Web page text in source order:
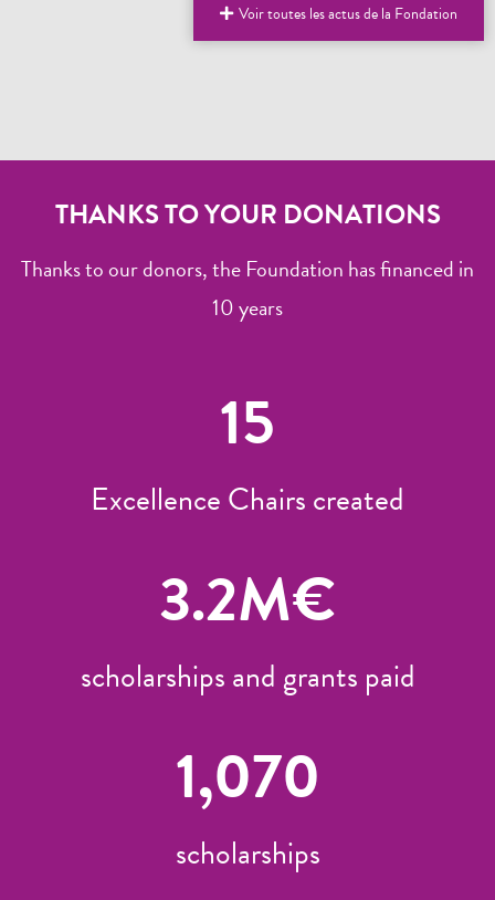
Voir toutes les actus de la Fondation
THANKS TO YOUR DONATIONS
Thanks to our donors, the Foundation has financed in
10 years
15
Excellence Chairs created
3.2M€
scholarships and grants paid
1,070
scholarships